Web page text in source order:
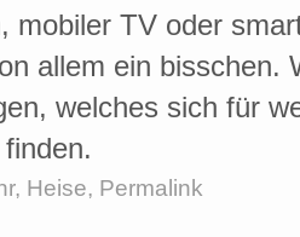
mobiler TV oder
allem ein bisschen.
welches sich für
Heise, Permalink